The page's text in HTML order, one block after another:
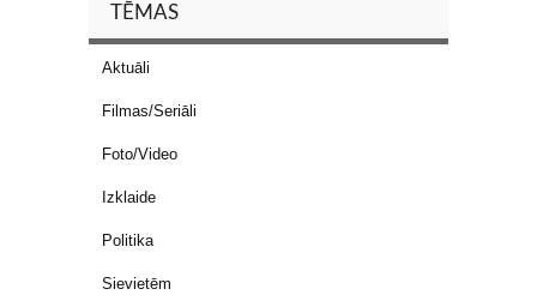
TĒMAS
Aktuāli
Filmas/Seriāli
Foto/Video
Izklaide
Politika
Sievietēm